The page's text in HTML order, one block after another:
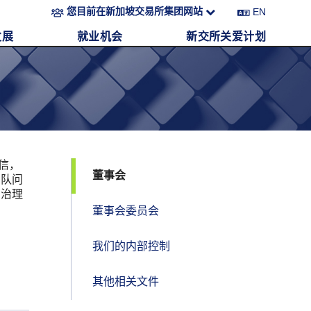
您目前在新加坡交易所集团网站 EN
展 就业机会 新交所关爱计划
，
问
理
董事会
董事会委员会
我们的内部控制
其他相关文件